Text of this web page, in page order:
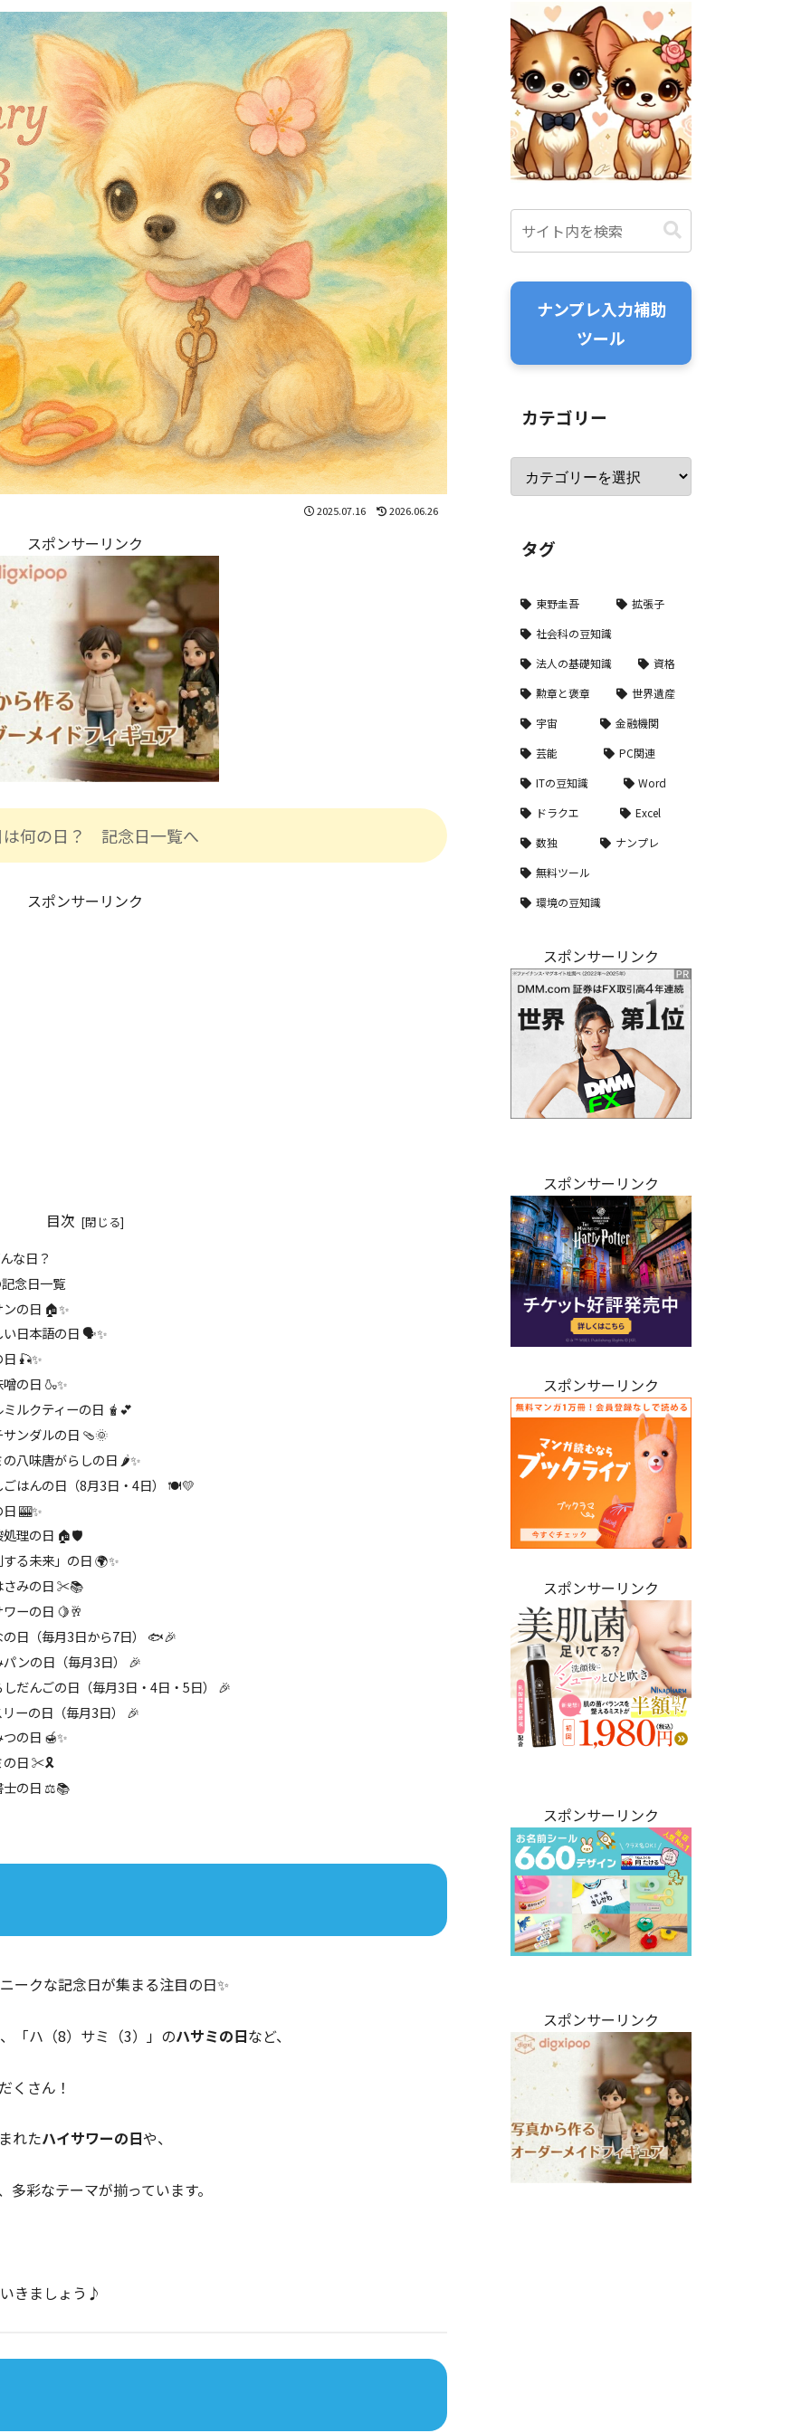
2025.07.16 2026.06.26
スポンサーリンク
は何の日？ 記念日一覧へ
スポンサーリンク
目次
な日？
念日一覧
の日 🏠✨
い日本語の日 🗣️✨
🎣✨
の日 🍶✨
ルクティーの日 🧋💕
ンダルの日 🩴🌞
八味唐がらしの日 🌶️✨
ごはんの日（8月3日・4日） 🍽️💛
🎰✨
処理の日 🏠🛡️
る未来」の日 🌍✨
さみの日 ✂️📚
ーの日 🍋🥂
日（毎月3日から7日） 🐟🎉
ンの日（毎月3日） 🎉
だんごの日（毎月3日・4日・5日） 🎉
ーの日（毎月3日） 🎉
の日 🍯✨
の日 ✂️🎗️
士の日 ⚖️📚
ークな記念日が集まる注目の日✨
「ハ（8）サミ（3）」のハサミの日など、
くさん！
れたハイサワーの日や、
多彩なテーマが揃っています。
きましょう♪
ナンプレ入力補助
ツール
カテゴリー
タグ
東野圭吾
拡張子
社会科の豆知識
法人の基礎知識
資格
勲章と褒章
世界遺産
宇宙
金融機関
芸能
PC関連
ITの豆知識
Word
ドラクエ
Excel
数独
ナンプレ
無料ツール
環境の豆知識
スポンサーリンク
スポンサーリンク
スポンサーリンク
スポンサーリンク
スポンサーリンク
スポンサーリンク